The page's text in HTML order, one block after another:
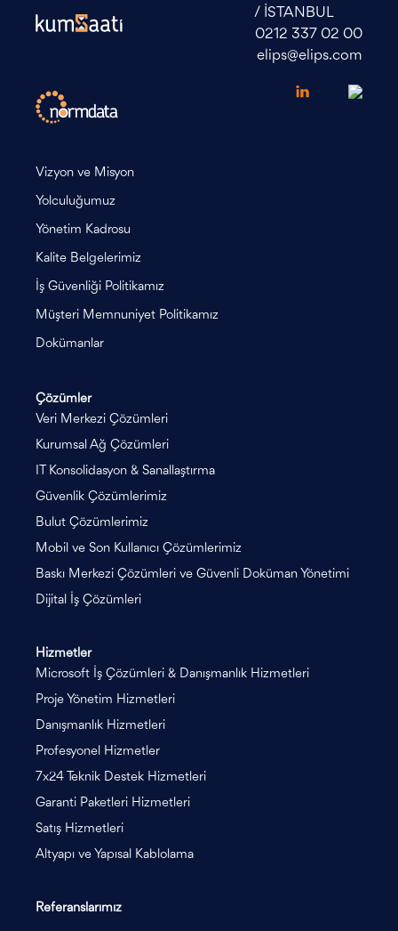
/ İSTANBUL
0212 337 02 00
elips@elips.com
Vizyon ve Misyon
Yolculuğumuz
Yönetim Kadrosu
Kalite Belgelerimiz
İş Güvenliği Politikamız
Müşteri Memnuniyet Politikamız
Dokümanlar
Çözümler
Veri Merkezi Çözümleri
Kurumsal Ağ Çözümleri
IT Konsolidasyon & Sanallaştırma
Güvenlik Çözümlerimiz
Bulut Çözümlerimiz
Mobil ve Son Kullanıcı Çözümlerimiz
Baskı Merkezi Çözümleri ve Güvenli Doküman Yönetimi
Dijital İş Çözümleri
Hizmetler
Microsoft İş Çözümleri & Danışmanlık Hizmetleri
Proje Yönetim Hizmetleri
Danışmanlık Hizmetleri
Profesyonel Hizmetler
7x24 Teknik Destek Hizmetleri
Garanti Paketleri Hizmetleri
Satış Hizmetleri
Altyapı ve Yapısal Kablolama
Referanslarımız